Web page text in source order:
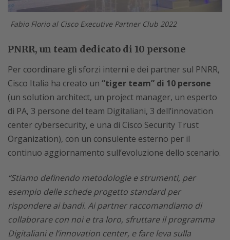
Fabio Florio al Cisco Executive Partner Club 2022
PNRR, un team dedicato di 10 persone
Per coordinare gli sforzi interni e dei partner sul PNRR,
Cisco Italia ha creato un “tiger team” di 10 persone
(un solution architect, un project manager, un esperto
di PA, 3 persone del team Digitaliani, 3 dell’innovation
center cybersecurity, e una di Cisco Security Trust
Organization), con un consulente esterno per il
continuo aggiornamento sull’evoluzione dello scenario.
“Stiamo definendo metodologie e strumenti, per
esempio delle schede progetto standard per
rispondere ai bandi. Ai partner raccomandiamo di
collaborare con noi e tra loro, sfruttare il programma
Digitaliani e l’innovation center, e fare leva sulla